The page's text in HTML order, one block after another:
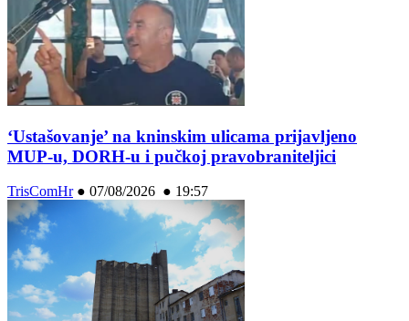
‘Ustašovanje’ na kninskim ulicama prijavljeno
MUP-u, DORH-u i pučkoj pravobraniteljici
TrisComHr● 07/08/2026 ● 19:57